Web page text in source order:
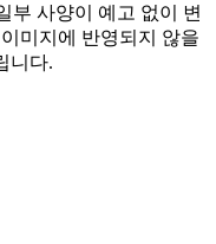
부 사양이 예고 없이 변
미지에 반영되지 않을
니다.